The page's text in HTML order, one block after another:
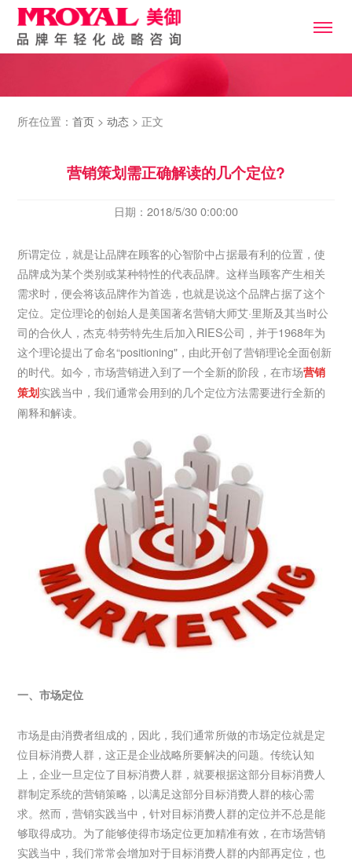
所在位置：首页 >动态 > 正文
营销策划需正确解读的几个定位?
日期：2018/5/30 0:00:00
所谓定位，就是让品牌在顾客的心智阶中占据最有利的位置，使
品牌成为某个类别或某种特性的代表品牌。这样当顾客产生相关
需求时，便会将该品牌作为首选，也就是说这个品牌占据了这个
定位。定位理论的创始人是美国著名营销大师艾·里斯及其当时公
司的合伙人，杰克·特劳特先生后加入RIES公司，并于1968年为
这个理论提出了命名“positioning"，由此开创了营销理论全面创新
的时代。如今，市场营销进入到了一个全新的阶段，在市场营销
策划实践当中，我们通常会用到的几个定位方法需要进行全新的
阐释和解读。
一、市场定位
市场是由消费者组成的，因此，我们通常所做的市场定位就是定
位目标消费人群，这正是企业战略所要解决的问题。传统认知
上，企业一旦定位了目标消费人群，就要根据这部分目标消费人
群制定系统的营销策略，以满足这部分目标消费人群的核心需
求。然而，营销实践当中，针对目标消费人群的定位并不总是能
够取得成功。为了能够使得市场定位更加精准有效，在市场营销
实践当中，我们常常会增加对于目标消费人群的内部再定位，也